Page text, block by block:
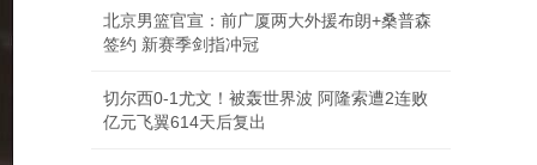
北京男篮官宣：前广厦两大外援布朗+桑普森
签约 新赛季剑指冲冠
切尔西0-1尤文！被轰世界波 阿隆索遭2连败
亿元飞翼614天后复出